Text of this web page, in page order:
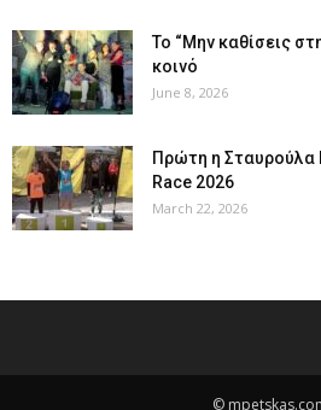
Το “Μην καθίσεις
κοινό
June 8, 2026
Πρώτη η Σταυρούλα
Race 2026
March 22, 2026
©